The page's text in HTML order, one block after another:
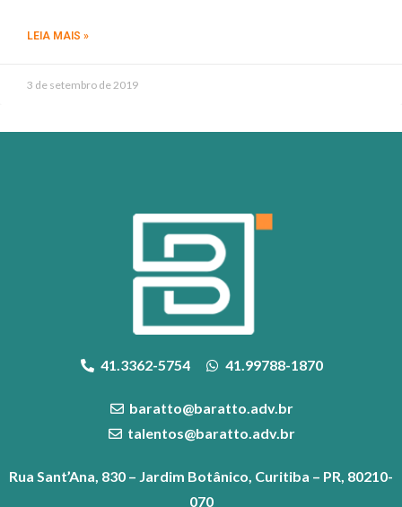
LEIA MAIS »
3 de setembro de 2019
41.3362-5754 41.99788-1870
baratto@baratto.adv.br
talentos@baratto.adv.br
Rua Sant’Ana, 830 – Jardim Botânico, Curitiba – PR, 80210-
070